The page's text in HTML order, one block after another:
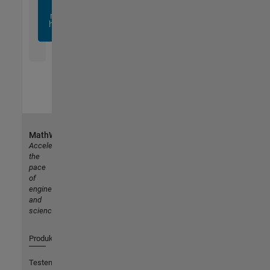
noch
heute
MathWorks
Accelerating
the
pace
of
engineering
and
science
Produkte
Testen oder Kaufen